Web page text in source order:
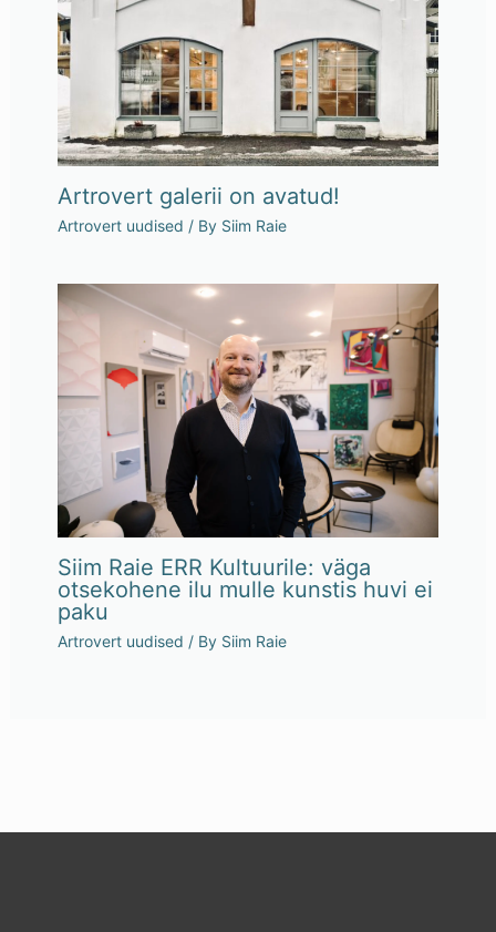
Artrovert galerii on avatud!
Artrovert uudised / By Siim Raie
Siim Raie ERR Kultuurile: väga
otsekohene ilu mulle kunstis huvi ei
paku
Artrovert uudised / By Siim Raie